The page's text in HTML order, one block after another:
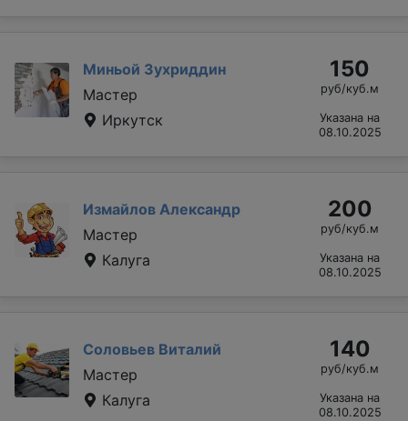
Миньой Зухриддин
Мастер
Иркутск
150
руб/куб.м
Указана на
08.10.2025
Измайлов Александр
Мастер
Калуга
200
руб/куб.м
Указана на
08.10.2025
Соловьев Виталий
Мастер
Калуга
140
руб/куб.м
Указана на
08.10.2025